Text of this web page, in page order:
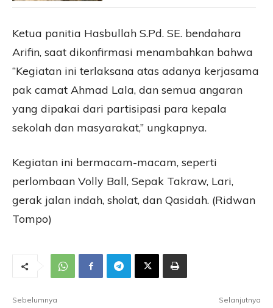
Ketua panitia Hasbullah S.Pd. SE. bendahara
Arifin, saat dikonfirmasi menambahkan bahwa
“Kegiatan ini terlaksana atas adanya kerjasama
pak camat Ahmad Lala, dan semua angaran
yang dipakai dari partisipasi para kepala
sekolah dan masyarakat,” ungkapnya.
Kegiatan ini bermacam-macam, seperti
perlombaan Volly Ball, Sepak Takraw, Lari,
gerak jalan indah, sholat, dan Qasidah. (Ridwan
Tompo)
Sebelumnya Selanjutnya